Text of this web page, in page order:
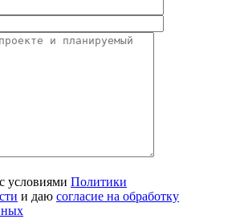
условиями Политики
и даю согласие на обработку